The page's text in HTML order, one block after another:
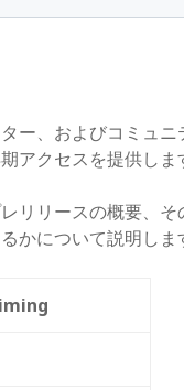
ー、およびコミュ
アクセスを提供しま
リリースの概要、
かについて説明しま